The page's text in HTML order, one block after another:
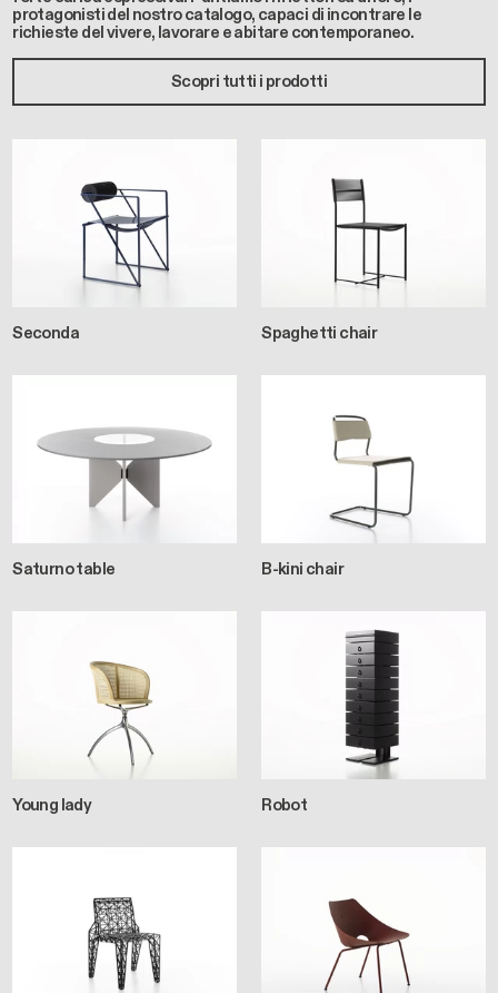
protagonisti del nostro catalogo, capaci di incontrare le
richieste del vivere, lavorare e abitare contemporaneo.
Scopri tutti i prodotti
Seconda Spaghetti chair
Saturno table B-kini chair
Young lady Robot